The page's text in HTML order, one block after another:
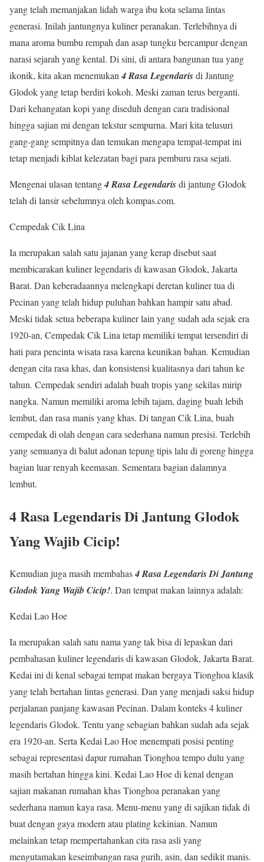
yang telah memanjakan lidah warga ibu kota selama lintas
generasi. Inilah jantungnya kuliner peranakan. Terlebihnya di
mana aroma bumbu rempah dan asap tungku bercampur dengan
narasi sejarah yang kental. Di sini, di antara bangunan tua yang
ikonik, kita akan menemukan 4 Rasa Legendarisdi Jantung
Glodok yang tetap berdiri kokoh. Meski zaman terus berganti.
Dari kehangatan kopi yang diseduh dengan cara tradisional
hingga sajian mi dengan tekstur sempurna. Mari kita telusuri
gang-gang sempitnya dan temukan mengapa tempat-tempat ini
tetap menjadi kiblat kelezatan bagi para pemburu rasa sejati.
Mengenai ulasan tentang4 Rasa Legendarisdi jantung Glodok
telah di lansir sebelumnya oleh kompas.com.
Cempedak Cik Lina
Ia merupakan salah satu jajanan yang kerap disebut saat
membicarakan kuliner legendaris di kawasan Glodok, Jakarta
Barat. Dan keberadaannya melengkapi deretan kuliner tua di
Pecinan yang telah hidup puluhan bahkan hampir satu abad.
Meski tidak setua beberapa kuliner lain yang sudah ada sejak era
1920-an, Cempedak Cik Lina tetap memiliki tempat tersendiri di
hati para pencinta wisata rasa karena keunikan bahan. Kemudian
dengan cita rasa khas, dan konsistensi kualitasnya dari tahun ke
tahun. Cempedak sendiri adalah buah tropis yang sekilas mirip
nangka. Namun memiliki aroma lebih tajam, daging buah lebih
lembut, dan rasa manis yang khas. Di tangan Cik Lina, buah
cempedak di olah dengan cara sederhana namun presisi. Terlebih
yang semuanya di balut adonan tepung tipis lalu di goreng hingga
bagian luar renyah keemasan. Sementara bagian dalamnya
lembut.
4 Rasa Legendaris Di Jantung Glodok
Yang Wajib Cicip!
Kemudian juga masih membahas4 Rasa Legendaris Di Jantung
Glodok Yang Wajib Cicip!. Dan tempat makan lainnya adalah:
Kedai Lao Hoe
Ia merupakan salah satu nama yang tak bisa di lepaskan dari
pembahasan kuliner legendaris di kawasan Glodok, Jakarta Barat.
Kedai ini di kenal sebagai tempat makan bergaya Tionghoa klasik
yang telah bertahan lintas generasi. Dan yang menjadi saksi hidup
perjalanan panjang kawasan Pecinan. Dalam konteks 4 kuliner
legendaris Glodok. Tentu yang sebagian bahkan sudah ada sejak
era 1920-an. Serta Kedai Lao Hoe menempati posisi penting
sebagai representasi dapur rumahan Tionghoa tempo dulu yang
masih bertahan hingga kini. Kedai Lao Hoe di kenal dengan
sajian makanan rumahan khas Tionghoa peranakan yang
sederhana namun kaya rasa. Menu-menu yang di sajikan tidak di
buat dengan gaya modern atau plating kekinian. Namun
melainkan tetap mempertahankan cita rasa asli yang
mengutamakan keseimbangan rasa gurih, asin, dan sedikit manis.